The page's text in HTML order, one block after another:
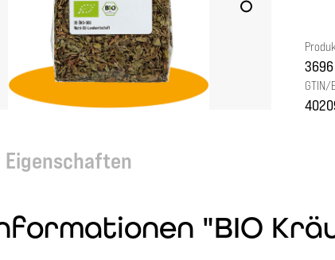
3696
GTIN/
Eigenschaften
"BIO